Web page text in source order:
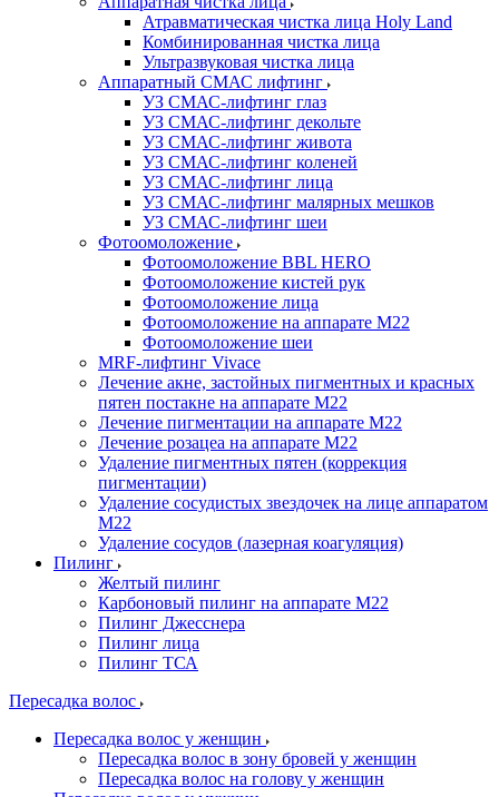
Атравматическая чистка лица Holy Land
Комбинированная чистка лица
Ультразвуковая чистка лица
Аппаратный СМАС лифтинг
УЗ СМАС-лифтинг глаз
УЗ СМАС-лифтинг декольте
УЗ СМАС-лифтинг живота
УЗ СМАС-лифтинг коленей
УЗ СМАС-лифтинг лица
УЗ СМАС-лифтинг малярных мешков
УЗ СМАС-лифтинг шеи
Фотоомоложение
Фотоомоложение BBL HERO
Фотоомоложение кистей рук
Фотоомоложение лица
Фотоомоложение на аппарате M22
Фотоомоложение шеи
MRF-лифтинг Vivace
Лечение акне, застойных пигментных и красных
пятен постакне на аппарате М22
Лечение пигментации на аппарате М22
Лечение розацеа на аппарате M22
Удаление пигментных пятен (коррекция
пигментации)
Удаление сосудистых звездочек на лице аппаратом
М22
Удаление сосудов (лазерная коагуляция)
Пилинг
Желтый пилинг
Карбоновый пилинг на аппарате M22
Пилинг Джесснера
Пилинг лица
Пилинг ТСА
Пересадка волос
Пересадка волос у женщин
Пересадка волос в зону бровей у женщин
Пересадка волос на голову у женщин